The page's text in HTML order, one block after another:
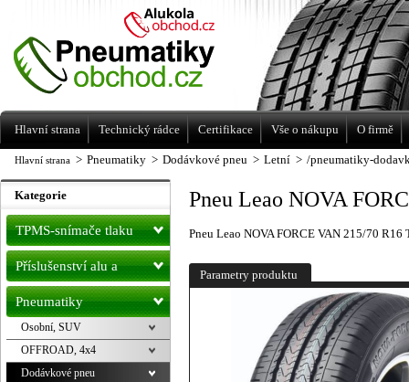
Hlavní strana > Pneumatiky > Dodávkové pneu > Letní > /pneumatiky-
Pneu Leao NOVA
Pneu Leao NOVA FORCE VAN 215/70
Parametry produktu
Kategorie
TPMS-snímače tlaku
Příslušenství alu a
pneu
Pneumatiky
Osobní, SUV
OFFROAD, 4x4
Dodávkové pneu
Levné pneumatiky letní, zimní, Alu kola
a litá kola Racing Line
Hlavní strana Technický rádce Certifikace Vše o nákupu O firmě